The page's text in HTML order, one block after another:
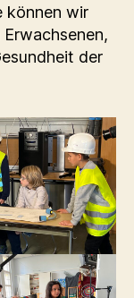
können wir
der